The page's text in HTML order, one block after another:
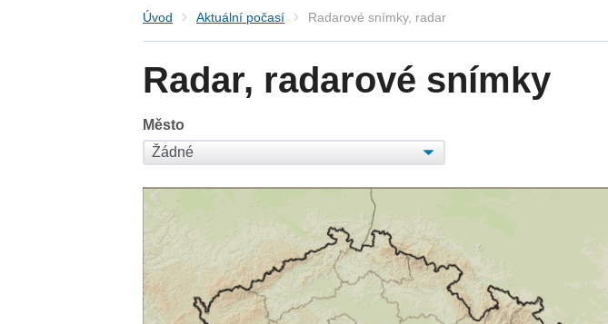
Úvod Aktuální počasí Radarové snímky, radar
Radar, radarové snímky
Město